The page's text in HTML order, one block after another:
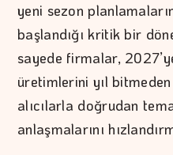
yeni sezon
başlandığı kritik bir
sayede firmalar,
üretimlerini yıl
alıcılarla doğrudan
anlaşmalarını